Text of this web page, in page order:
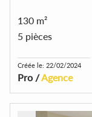
130 m²
5 pièces
Créée le: 22/02/2024
Pro /Agence